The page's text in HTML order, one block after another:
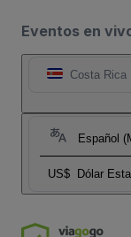
Eventos en
Costa Rica
Español
US$ Dólar